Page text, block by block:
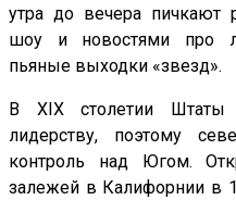
утра до вечера пичкают
шоу и новостями про
пьяные выходки «звезд».
В XIX столетии
лидерству, поэтому
контроль над Югом.
залежей в Калифорнии в